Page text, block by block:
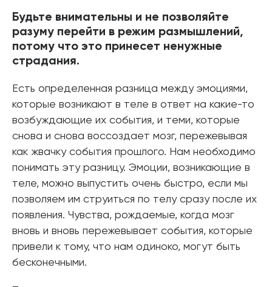
Будьте внимательны и не позволяйте
разуму перейти в режим размышлений,
потому что это принесет ненужные
страдания.
Есть определенная разница между эмоциями,
которые возникают в теле в ответ на какие-то
возбуждающие их события, и теми, которые
снова и снова воссоздает мозг, пережевывая
как жвачку события прошлого. Нам необходимо
понимать эту разницу. Эмоции, возникающие в
теле, можно выпустить очень быстро, если мы
позволяем им струиться по телу сразу после их
появления. Чувства, рождаемые, когда мозг
вновь и вновь пережевывает события, которые
привели к тому, что нам одиноко, могут быть
бесконечными.